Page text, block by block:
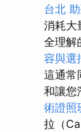
台北
消耗大
全理解
容與選
這通常
和讓您
術證照
拉（